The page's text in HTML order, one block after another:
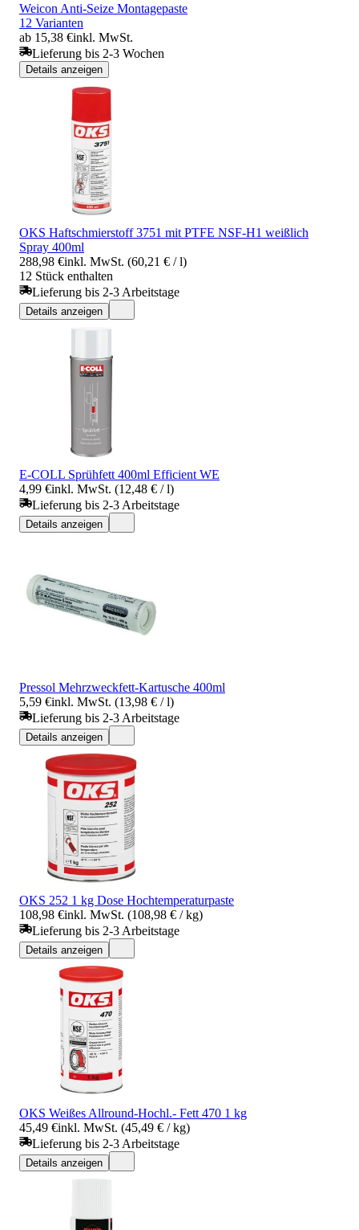
Weicon Anti-Seize Montagepaste
12 Varianten
ab 15,38 €inkl. MwSt.
Lieferung bis 2-3 Wochen
Details anzeigen
OKS Haftschmierstoff 3751 mit PTFE NSF-H1 weißlich
Spray 400ml
288,98 €inkl. MwSt. (60,21 € / l)
12 Stück enthalten
Lieferung bis 2-3 Arbeitstage
Details anzeigen
E-COLL Sprühfett 400ml Efficient WE
4,99 €inkl. MwSt. (12,48 € / l)
Lieferung bis 2-3 Arbeitstage
Details anzeigen
Pressol Mehrzweckfett-Kartusche 400ml
5,59 €inkl. MwSt. (13,98 € / l)
Lieferung bis 2-3 Arbeitstage
Details anzeigen
OKS 252 1 kg Dose Hochtemperaturpaste
108,98 €inkl. MwSt. (108,98 € / kg)
Lieferung bis 2-3 Arbeitstage
Details anzeigen
OKS Weißes Allround-Hochl.- Fett 470 1 kg
45,49 €inkl. MwSt. (45,49 € / kg)
Lieferung bis 2-3 Arbeitstage
Details anzeigen